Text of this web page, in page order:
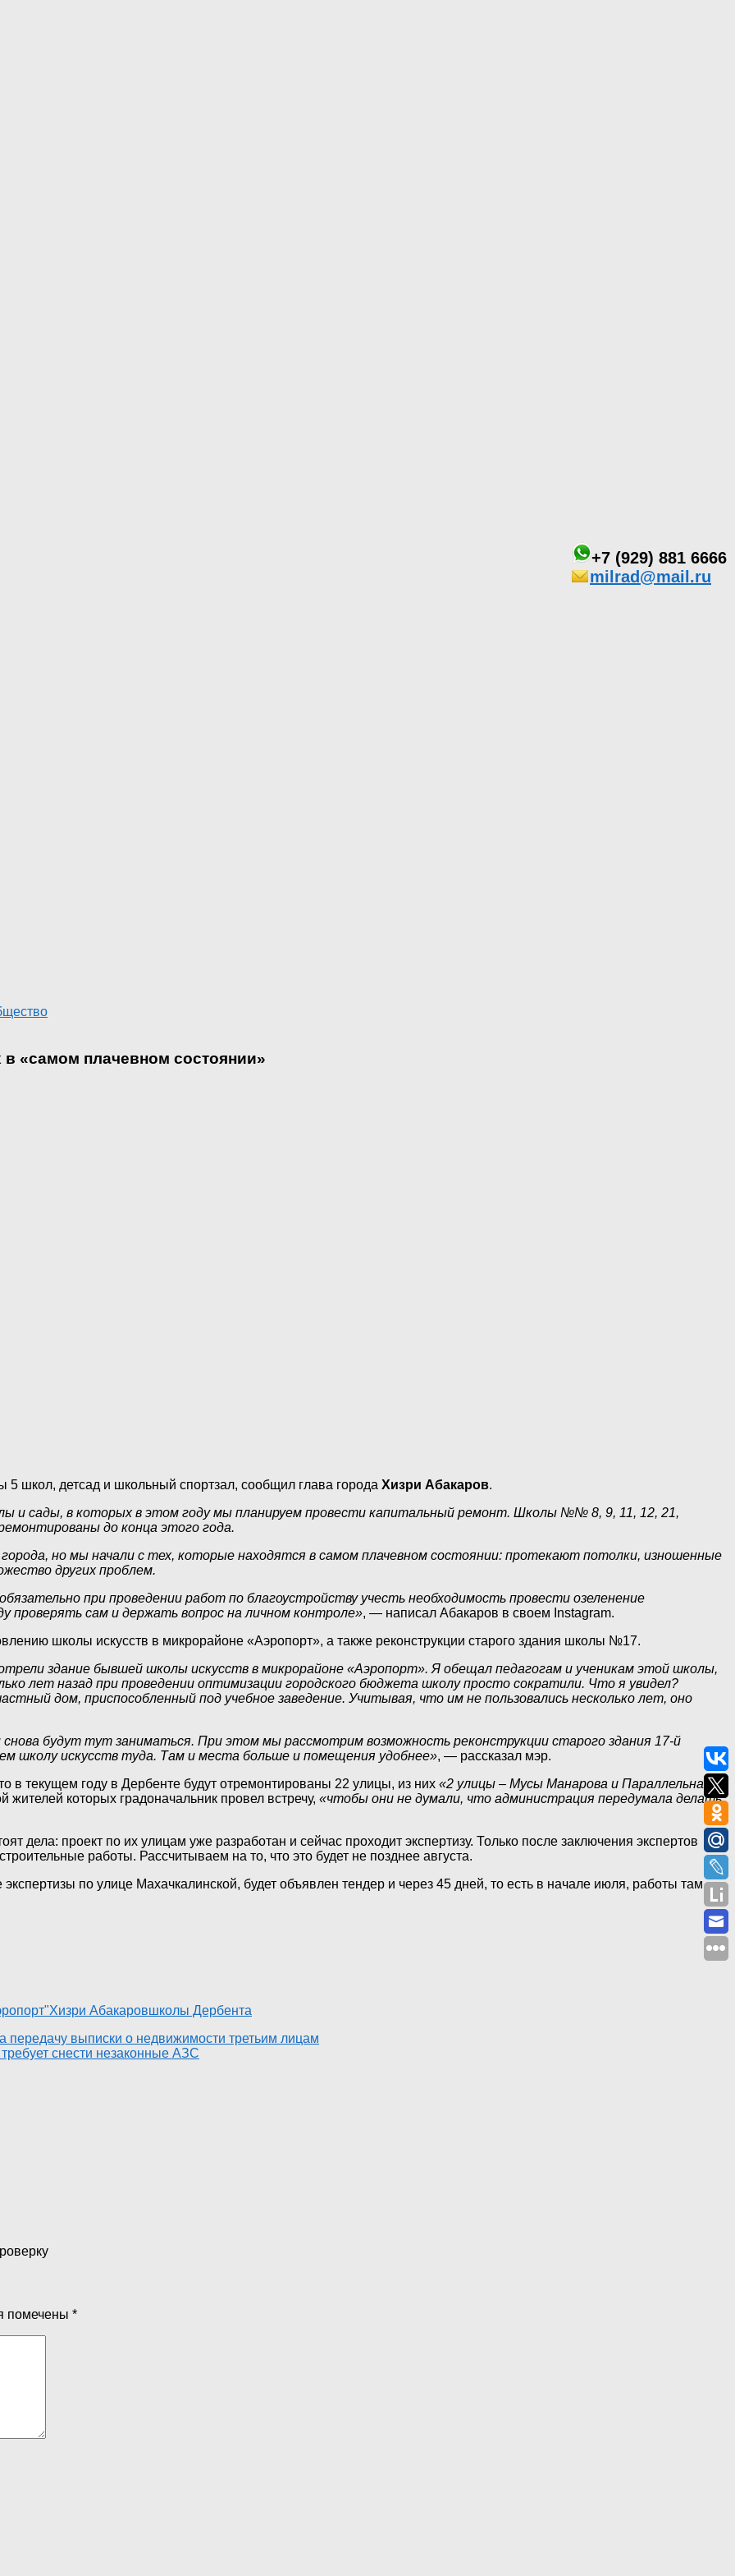
+7 (929) 881 6666
milrad@mail.ru
«самом плачевном состоянии»
5 школ, детсад и школьный спортзал, сообщил глава города Хизри Абакаров.
и сады, в которых в этом году мы планируем провести капитальный ремонт. Школы №№ 8, 9, 11, 12, 21,
до конца этого года.
но мы начали с тех, которые находятся в самом плачевном состоянии: протекают потолки, изношенные
других проблем.
при проведении работ по благоустройству учесть необходимость провести озеленение
сам и держать вопрос на личном контроле», — написал Абакаров в своем Instagram.
школы искусств в микрорайоне «Аэропорт», а также реконструкции старого здания школы №17.
здание бывшей школы искусств в микрорайоне «Аэропорт». Я обещал педагогам и ученикам этой школы,
лет назад при проведении оптимизации городского бюджета школу просто сократили. Что я увидел?
дом, приспособленный под учебное заведение. Учитывая, что им не пользовались несколько лет, оно
будут тут заниматься. При этом мы рассмотрим возможность реконструкции старого здания 17-й
школу искусств туда. Там и места больше и помещения удобнее», — рассказал мэр.
текущем году в Дербенте будут отремонтированы 22 улицы, из них «2 улицы – Мусы Манарова и Параллельная –
жителей которых градоначальник провел встречу, «чтобы они не думали, что администрация передумала делать
дела: проект по их улицам уже разработан и сейчас проходит экспертизу. Только после заключения экспертов
работы. Рассчитываем на то, что это будет не позднее августа.
по улице Махачкалинской, будет объявлен тендер и через 45 дней, то есть в начале июля, работы там
Хизри Абакаровшколы Дербента
передачу выписки о недвижимости третьим лицам
снести незаконные АЗС
помечены *